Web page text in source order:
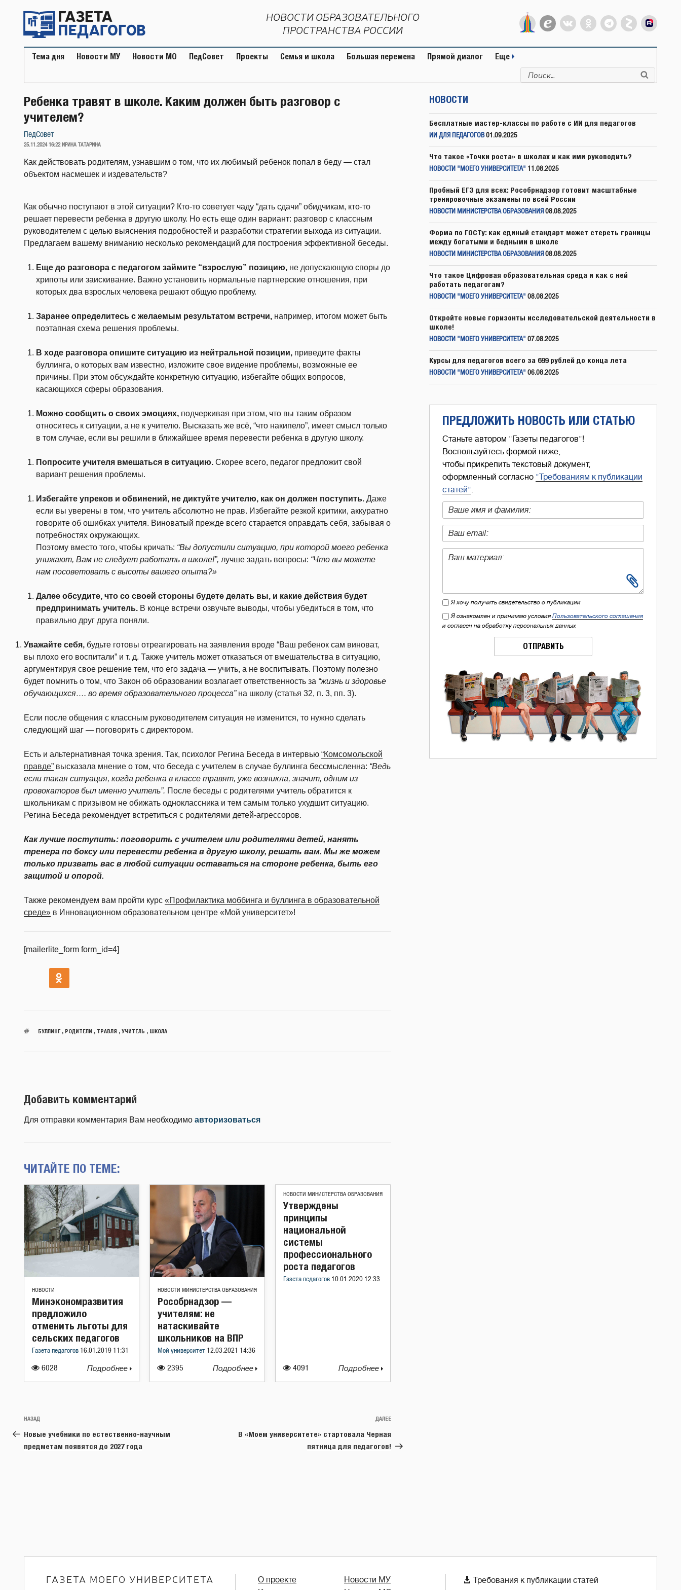
содержимому
НОВОСТИ ОБРАЗОВАТЕЛЬНОГО
ПРОСТРАНСТВА РОССИИ
Тема дня Новости МУ Новости МО ПедСовет Проекты Семья и школа Большая перемена Прямой диалог Еще
Искать:
Ребенка травят в школе. Каким должен быть разговор с
учителем?
ПедСовет
ОПУБЛИКОВАНО
25.11.2024 16:22 ИРИНА ТАТАРИНА
Как действовать родителям, узнавшим о том, что их любимый ребенок попал в беду — стал
объектом насмешек и издевательств?
Как обычно поступают в этой ситуации? Кто-то советует чаду “дать сдачи” обидчикам, кто-то
решает перевести ребенка в другую школу. Но есть еще один вариант: разговор с классным
руководителем с целью выяснения подробностей и разработки стратегии выхода из ситуации.
Предлагаем вашему вниманию несколько рекомендаций для построения эффективной беседы.
Еще до разговора с педагогом займите “взрослую” позицию, не допускающую споры до
хрипоты или заискивание. Важно установить нормальные партнерские отношения, при
которых два взрослых человека решают общую проблему.
Заранее определитесь с желаемым результатом встречи, например, итогом может быть
поэтапная схема решения проблемы.
В ходе разговора опишите ситуацию из нейтральной позиции, приведите факты
буллинга, о которых вам известно, изложите свое видение проблемы, возможные ее
причины. При этом обсуждайте конкретную ситуацию, избегайте общих вопросов,
касающихся сферы образования.
Можно сообщить о своих эмоциях, подчеркивая при этом, что вы таким образом
относитесь к ситуации, а не к учителю. Высказать же всё, “что накипело”, имеет смысл только
в том случае, если вы решили в ближайшее время перевести ребенка в другую школу.
Попросите учителя вмешаться в ситуацию. Скорее всего, педагог предложит свой
вариант решения проблемы.
Избегайте упреков и обвинений, не диктуйте учителю, как он должен поступить. Даже
если вы уверены в том, что учитель абсолютно не прав. Избегайте резкой критики, аккуратно
говорите об ошибках учителя. Виноватый прежде всего старается оправдать себя, забывая о
потребностях окружающих.
Поэтому вместо того, чтобы кричать: “Вы допустили ситуацию, при которой моего ребенка
унижают, Вам не следует работать в школе!”, лучше задать вопросы: “Что вы можете
нам посоветовать с высоты вашего опыта?»
Далее обсудите, что со своей стороны будете делать вы, и какие действия будет
предпринимать учитель. В конце встречи озвучьте выводы, чтобы убедиться в том, что
правильно друг друга поняли.
Уважайте себя, будьте готовы отреагировать на заявления вроде “Ваш ребенок сам виноват,
вы плохо его воспитали” и т. д. Также учитель может отказаться от вмешательства в ситуацию,
аргументируя свое решение тем, что его задача — учить, а не воспитывать. Поэтому полезно
будет помнить о том, что Закон об образовании возлагает ответственность за “жизнь и здоровье
обучающихся…. во время образовательного процесса” на школу (статья 32, п. 3, пп. 3).
Если после общения с классным руководителем ситуация не изменится, то нужно сделать
следующий шаг — поговорить с директором.
Есть и альтернативная точка зрения. Так, психолог Регина Беседа в интервью “Комсомольской
правде” высказала мнение о том, что беседа с учителем в случае буллинга бессмысленна: “Ведь
если такая ситуация, когда ребенка в классе травят, уже возникла, значит, одним из
провокаторов был именно учитель”. После беседы с родителями учитель обратится к
школьникам с призывом не обижать одноклассника и тем самым только ухудшит ситуацию.
Регина Беседа рекомендует встретиться с родителями детей-агрессоров.
Как лучше поступить: поговорить с учителем или родителями детей, нанять
тренера по боксу или перевести ребенка в другую школу, решать вам. Мы же можем
только призвать вас в любой ситуации оставаться на стороне ребенка, быть его
защитой и опорой.
Также рекомендуем вам пройти курс «Профилактика моббинга и буллинга в образовательной
среде» в Инновационном образовательном центре «Мой университет»!
[mailerlite_form form_id=4]
БУЛЛИНГ, РОДИТЕЛИ ТРАВЛЯ УЧИТЕЛЬ ШКОЛА
Добавить комментарий
Для отправки комментария Вам необходимо авторизоваться
ЧИТАЙТЕ ПО ТЕМЕ:
НОВОСТИ
6028
Минэкономразвития
предложило
отменить льготы для
сельских педагогов
Газета педагогов 16.01.2019 11:31
Подробнее
НОВОСТИ МИНИСТЕРСТВА ОБРАЗОВАНИЯ
2395
Рособрнадзор —
учителям: не
натаскивайте
школьников на ВПР
Мой университет 12.03.2021 14:36
Подробнее
НОВОСТИ МИНИСТЕРСТВА ОБРАЗОВАНИЯ
4091
Утверждены
принципы
национальной
системы
профессионального
роста педагогов
Газета педагогов 10.01.2020 12:33
Подробнее
Навигация
по
записям
Предыдущая
запись:
НАЗАД
Новые учебники по естественно-научным
предметам появятся до 2027 года
Следующая
ДАЛЕЕ
В «Моем университете» стартовала Черная
пятница для педагогов!
НОВОСТИ
Бесплатные мастер-классы по работе с ИИ для педагогов
ИИ ДЛЯ ПЕДАГОГОВ 01.09.2025
Что такое «Точки роста» в школах и как ими руководить?
НОВОСТИ "МОЕГО УНИВЕРСИТЕТА" 11.08.2025
Пробный ЕГЭ для всех: Рособрнадзор готовит масштабные
тренировочные экзамены по всей России
НОВОСТИ МИНИСТЕРСТВА ОБРАЗОВАНИЯ 08.08.2025
Форма по ГОСТу: как единый стандарт может стереть границы
между богатыми и бедными в школе
НОВОСТИ МИНИСТЕРСТВА ОБРАЗОВАНИЯ 08.08.2025
Что такое Цифровая образовательная среда и как с ней
работать педагогам?
НОВОСТИ "МОЕГО УНИВЕРСИТЕТА" 08.08.2025
Откройте новые горизонты исследовательской деятельности в
школе!
НОВОСТИ "МОЕГО УНИВЕРСИТЕТА" 07.08.2025
Курсы для педагогов всего за 699 рублей до конца лета
НОВОСТИ "МОЕГО УНИВЕРСИТЕТА" 06.08.2025
ПРЕДЛОЖИТЬ НОВОСТЬ ИЛИ СТАТЬЮ
Станьте автором "Газеты педагогов"!
Воспользуйтесь формой ниже,
чтобы прикрепить текстовый документ,
оформленный согласно "Требованиям к публикации
статей".
Я хочу получить свидетельство о публикации
Я ознакомлен и принимаю условия Пользовательского соглашения
и согласен на обработку персональных данных
ОТПРАВИТЬ
ГАЗЕТА МОЕГО УНИВЕРСИТЕТА
О проекте
Новости МУ
 Требования к публикации статей